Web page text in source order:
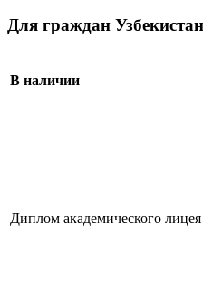
Для граждан
В наличии
Диплом академического лицея